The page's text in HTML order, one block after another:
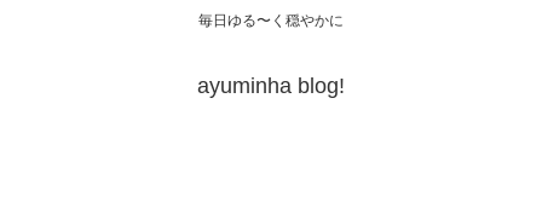
毎日ゆる〜く穏やかに
ayuminha blog!